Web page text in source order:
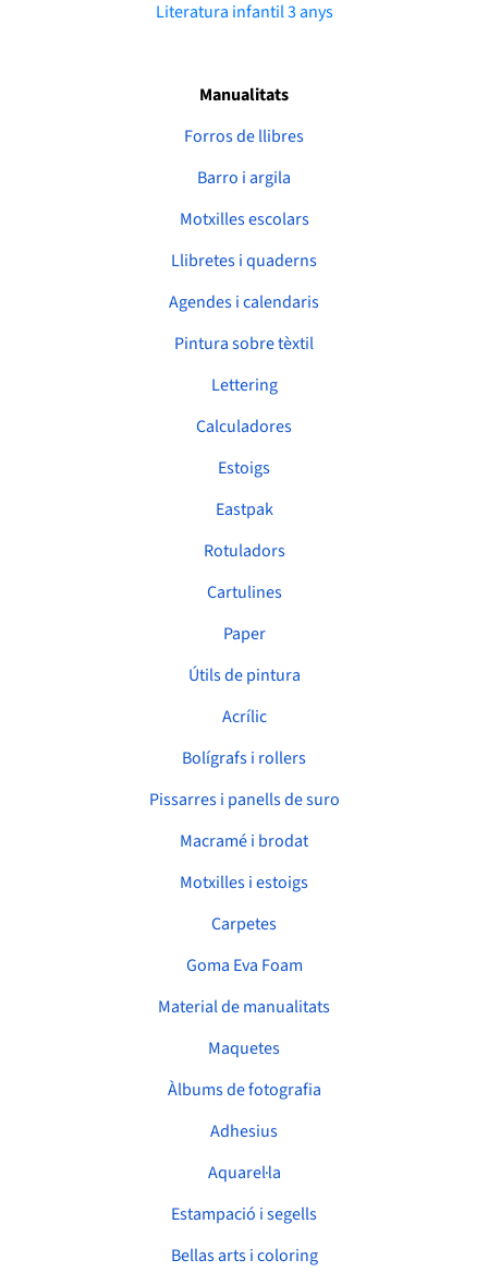
Literatura infantil 3 anys
Manualitats
Forros de llibres
Barro i argila
Motxilles escolars
Llibretes i quaderns
Agendes i calendaris
Pintura sobre tèxtil
Lettering
Calculadores
Estoigs
Eastpak
Rotuladors
Cartulines
Paper
Útils de pintura
Acrílic
Bolígrafs i rollers
Pissarres i panells de suro
Macramé i brodat
Motxilles i estoigs
Carpetes
Goma Eva Foam
Material de manualitats
Maquetes
Àlbums de fotografia
Adhesius
Aquarel·la
Estampació i segells
Bellas arts i coloring